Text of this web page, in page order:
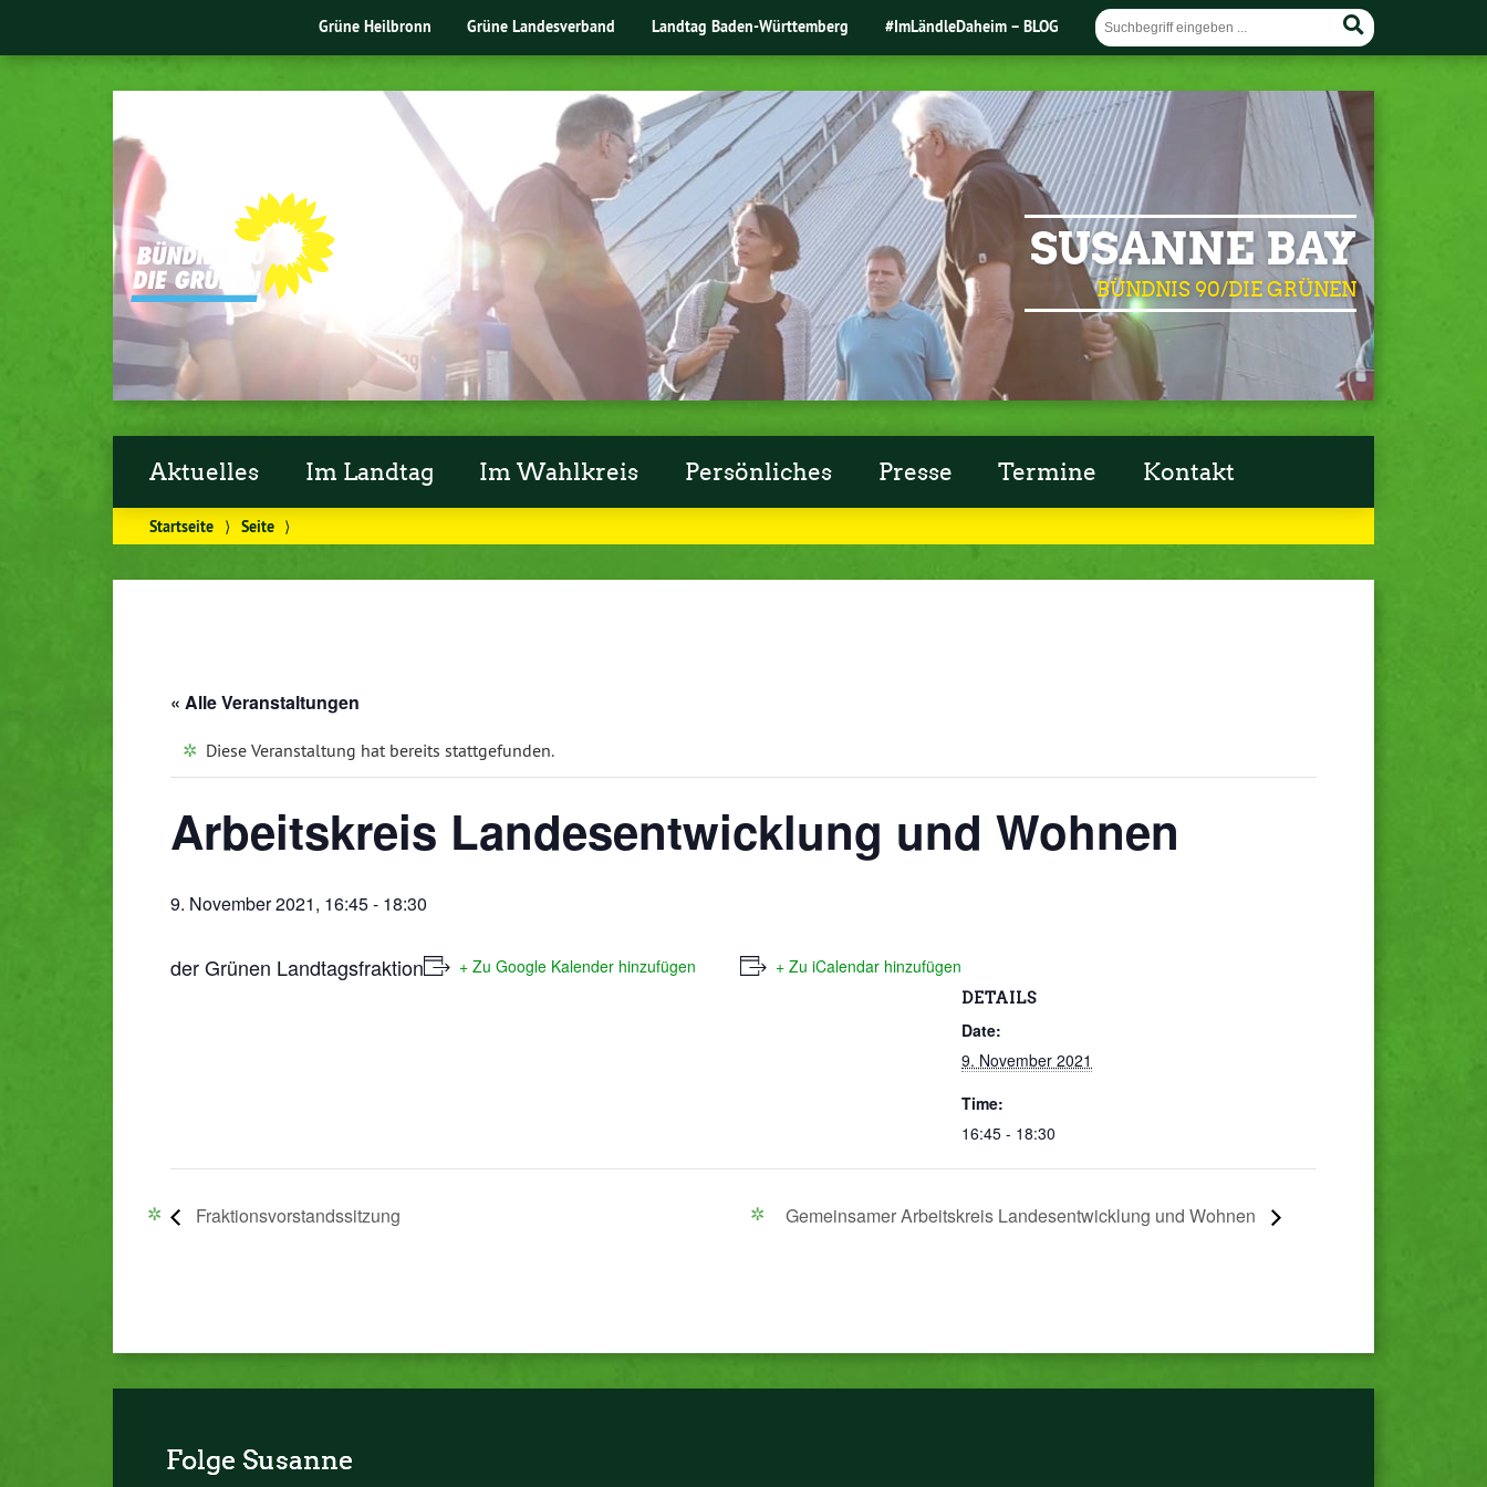
Grüne Heilbronn Grüne Landesverband Landtag Baden-Württemberg #ImLändleDaheim – BLOG
SUSANNE BAY
BÜNDNIS 90/DIE GRÜNEN
Aktuelles Im Landtag Im Wahlkreis Persönliches Presse Termine Kontakt
Startseite ⟩ Seite ⟩
« Alle Veranstaltungen
Diese Veranstaltung hat bereits stattgefunden.
Arbeitskreis Landesentwicklung und Wohnen
9. November 2021, 16:45- 18:30
der Grünen Landtagsfraktion + Zu Google Kalender hinzufügen + Zu iCalendar hinzufügen
DETAILS
Date:
9. November 2021
Time:
16:45 - 18:30
Fraktionsvorstandssitzung Gemeinsamer Arbeitskreis Landesentwicklung und Wohnen
Folge Susanne